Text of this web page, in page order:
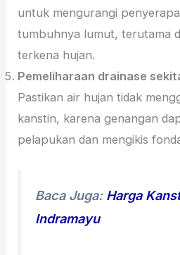
untuk mengurangi
tumbuhnya lumut, terutama
terkena hujan.
Pemeliharaan drainase
Pastikan air hujan tidak
kanstin, karena genangan
pelapukan dan mengikis
Baca Juga: Harga
Indramayu